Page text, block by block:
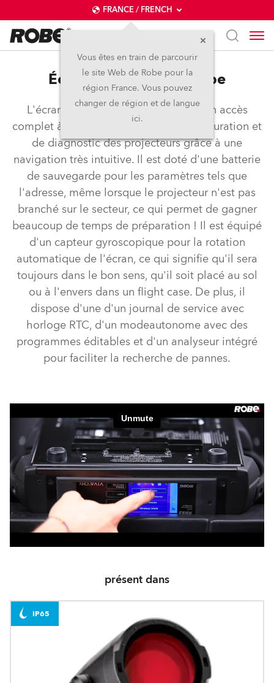
FRANCE / FRENCH
Vous êtes en train de parcourir
le site Web de Robe pour la
région France. Vous pouvez
changer de région et de langue
ici.
Écran tactile QVGA Robe
L'écran tactile QVGA Robe permet un accès
complet à toutes les fonctions de configuration et
de diagnostic des projecteurs grâce à une
navigation très intuitive. Il est doté d'une batterie
de sauvegarde pour les paramètres tels que
l'adresse, même lorsque le projecteur n'est pas
branché sur le secteur, ce qui permet de gagner
beaucoup de temps de préparation ! Il est équipé
d'un capteur gyroscopique pour la rotation
automatique de l'écran, ce qui signifie qu'il sera
toujours dans le bon sens, qu'il soit placé au sol
ou à l'envers dans un flight case. De plus, il
dispose d'une d'un journal de service avec
horloge RTC, d'un modeautonome avec des
programmes éditables et d'un analyseur intégré
pour faciliter la recherche de pannes.
présent dans
IP65